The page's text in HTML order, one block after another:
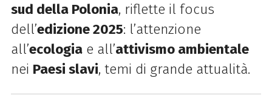
sud della Polonia, riflette il focus
dell’edizione 2025: l’attenzione
all’ecologiae all’attivismo ambientale
nei Paesi slavi, temi di grande attualità.